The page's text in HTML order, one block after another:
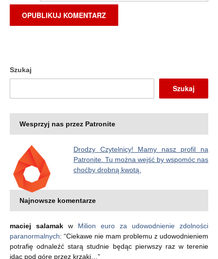
Szukaj
Szukaj
Wesprzyj nas przez Patronite
Drodzy Czytelnicy! Mamy nasz profil na
Patronite. Tu można wejść by wspomóc nas
choćby drobną kwotą.
Najnowsze komentarze
maciej salamak w Milion euro za udowodnienie zdolności
paranormalnych: “Ciekawe nie mam problemu z udowodnieniem
potrafię odnaleźć starą studnie będąc pierwszy raz w terenie
idac pod górę przez krzaki… ”